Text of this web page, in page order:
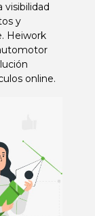
visibilidad
y
Heiwork
online.